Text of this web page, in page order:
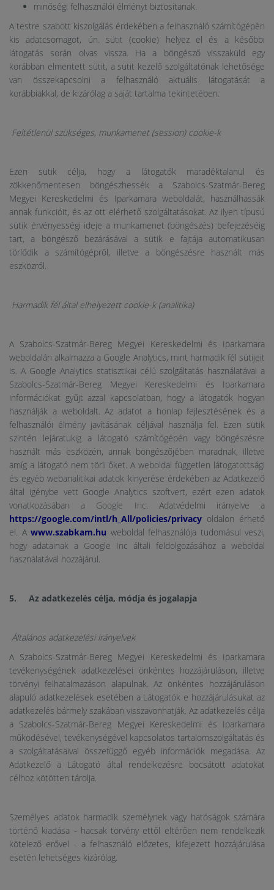
minőségi felhasználói élményt biztosítanak.
A testre szabott kiszolgálás érdekében a felhasználó számítógépén
kis adatcsomagot, ún. sütit (cookie) helyez el és a későbbi
látogatás során olvas vissza. Ha a böngésző visszaküld egy
korábban elmentett sütit, a sütit kezelő szolgáltatónak lehetősége
van összekapcsolni a felhasználó aktuális látogatását a
korábbiakkal, de kizárólag a saját tartalma tekintetében.
Feltétlenül szükséges, munkamenet (session) cookie-k
Ezen sütik célja, hogy a látogatók maradéktalanul és
zökkenőmentesen böngészhessék a Szabolcs-Szatmár-Bereg
Megyei Kereskedelmi és Iparkamara weboldalát, használhassák
annak funkcióit, és az ott elérhető szolgáltatásokat. Az ilyen típusú
sütik érvényességi ideje a munkamenet (böngészés) befejezéséig
tart, a böngésző bezárásával a sütik e fajtája automatikusan
törlődik a számítógépről, illetve a böngészésre használt más
eszközről.
Harmadik fél által elhelyezett cookie-k (analitika)
A Szabolcs-Szatmár-Bereg Megyei Kereskedelmi és Iparkamara
weboldalán alkalmazza a Google Analytics, mint harmadik fél sütijeit
is. A Google Analytics statisztikai célú szolgáltatás használatával a
Szabolcs-Szatmár-Bereg Megyei Kereskedelmi és Iparkamara
információkat gyűjt azzal kapcsolatban, hogy a látogatók hogyan
használják a weboldalt. Az adatot a honlap fejlesztésének és a
felhasználói élmény javításának céljával használja fel. Ezen sütik
szintén lejáratukig a látogató számítógépén vagy böngészésre
használt más eszközén, annak böngészőjében maradnak, illetve
amíg a látogató nem törli őket. A weboldal független látogatottsági
és egyéb webanalitikai adatok kinyerése érdekében az Adatkezelő
által igénybe vett Google Analytics szoftvert, ezért ezen adatok
vonatkozásában a Google Inc. Adatvédelmi irányelve a
https://google.com/intl/h_All/policies/privacy oldalon érhető
el. A www.szabkam.hu weboldal felhasználója tudomásul veszi,
hogy adatainak a Google Inc általi feldolgozásához a weboldal
használatával hozzájárul.
5. Az adatkezelés célja, módja és jogalapja
Általános adatkezelési irányelvek
A Szabolcs-Szatmár-Bereg Megyei Kereskedelmi és Iparkamara
tevékenységének adatkezelései önkéntes hozzájáruláson, illetve
törvényi felhatalmazáson alapulnak. Az önkéntes hozzájáruláson
alapuló adatkezelések esetében a Látogatók e hozzájárulásukat az
adatkezelés bármely szakában visszavonhatják. Az adatkezelés célja
a Szabolcs-Szatmár-Bereg Megyei Kereskedelmi és Iparkamara
működésével, tevékenységével kapcsolatos tartalomszolgáltatás és
a szolgáltatásaival összefüggő egyéb információk megadása. Az
Adatkezelő a Látogató által rendelkezésre bocsátott adatokat
célhoz kötötten tárolja.
Személyes adatok harmadik személynek vagy hatóságok számára
történő kiadása - hacsak törvény ettől eltérően nem rendelkezik
kötelező erővel - a felhasználó előzetes, kifejezett hozzájárulása
esetén lehetséges kizárólag.